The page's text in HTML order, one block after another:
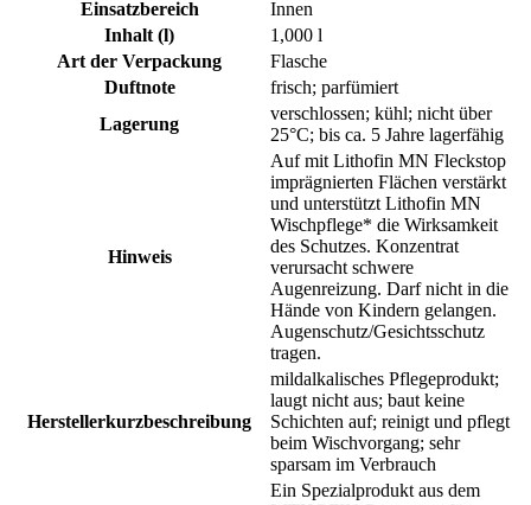
Einsatzbereich
Innen
Inhalt (l)
1,000 l
Art der Verpackung
Flasche
Duftnote
frisch; parfümiert
Lagerung
verschlossen; kühl; nicht über
25°C; bis ca. 5 Jahre lagerfähig
Hinweis
Auf mit Lithofin MN Fleckstop
imprägnierten Flächen verstärkt
und unterstützt Lithofin MN
Wischpflege* die Wirksamkeit
des Schutzes. Konzentrat
verursacht schwere
Augenreizung. Darf nicht in die
Hände von Kindern gelangen.
Augenschutz/Gesichtsschutz
tragen.
Herstellerkurzbeschreibung
mildalkalisches Pflegeprodukt;
laugt nicht aus; baut keine
Schichten auf; reinigt und pflegt
beim Wischvorgang; sehr
sparsam im Verbrauch
Ein Spezialprodukt aus dem